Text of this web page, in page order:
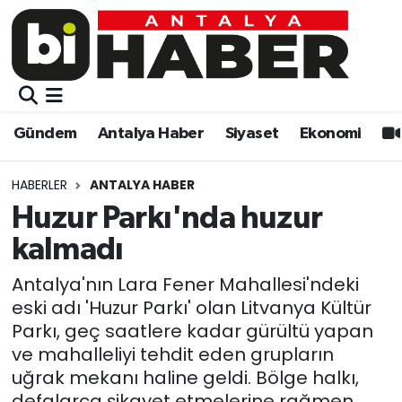
Gündem Antalya Haber Siyaset Ekonomi
HABERLER ANTALYA HABER
Huzur Parkı'nda huzur
kalmadı
Antalya'nın Lara Fener Mahallesi'ndeki
eski adı 'Huzur Parkı' olan Litvanya Kültür
Parkı, geç saatlere kadar gürültü yapan
ve mahalleliyi tehdit eden grupların
uğrak mekanı haline geldi. Bölge halkı,
Gündem
Siyaset
Ekonomi
Video
Eğitim
Kültür-sanat
Sağlık
Gündem
Siyaset
Ekonomi
Kültür-sanat
Sağlık
Spor
Muratpaşa Nöbetçi Eczaneler
Muratpaşa Trafik Yoğunluk Haritası
Süper Lig Puan Durumu ve Fikstür
Tüm Manşetler
Son Dakika Haberleri
Haber Arşivi